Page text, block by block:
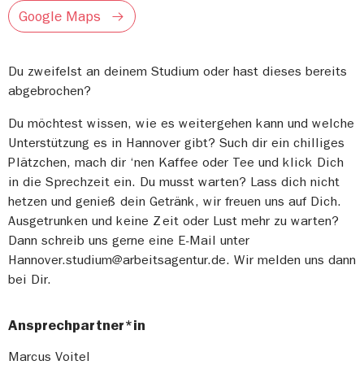
Google Maps
Du zweifelst an deinem Studium oder hast dieses bereits
abgebrochen?
Du möchtest wissen, wie es weitergehen kann und welche
Unterstützung es in Hannover gibt? Such dir ein chilliges
Plätzchen, mach dir ‘nen Kaffee oder Tee und klick Dich
in die Sprechzeit ein. Du musst warten? Lass dich nicht
hetzen und genieß dein Getränk, wir freuen uns auf Dich.
Ausgetrunken und keine Zeit oder Lust mehr zu warten?
Dann schreib uns gerne eine E-Mail unter
Hannover.studium@arbeitsagentur.de. Wir melden uns dann
bei Dir.
Ansprechpartner*in
Marcus Voitel